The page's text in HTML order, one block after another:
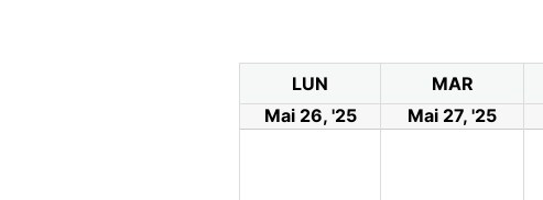
LUN MAR
Mai 26, '25
Mai 27, '25